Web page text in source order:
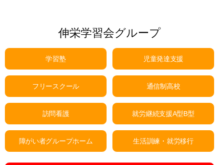
伸栄学習会グループ
学習塾 児童発達支援
フリースクール 通信制高校
訪問看護 就労継続支援A型B型
障がい者グループホーム 生活訓練・就労移行